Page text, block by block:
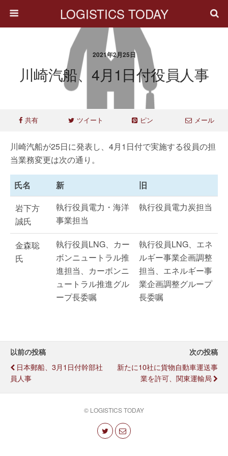
LOGISTICS TODAY
2021年2月25日
川崎汽船、4月1日付役員人事
共有 ツイート ピン メール
川崎汽船が25日に発表し、4月1日付で実施する役員の担
当業務変更は次の通り。
氏名 新
旧
岩下方
誠氏
執行役員電力・海洋
事業担当
執行役員電力炭担当
金森聡
氏
執行役員LNG、カー
ボンニュートラル推
進担当、カーボンニ
ュートラル推進グル
ープ長委嘱
執行役員LNG、エネ
ルギー事業企画調整
担当、エネルギー事
業企画調整グループ
長委嘱
以前の投稿
日本郵船、3月1日付幹部社
員人事
次の投稿
新たに10社に貨物自動車運送事
業を許可、関東運輸局
© LOGISTICS TODAY